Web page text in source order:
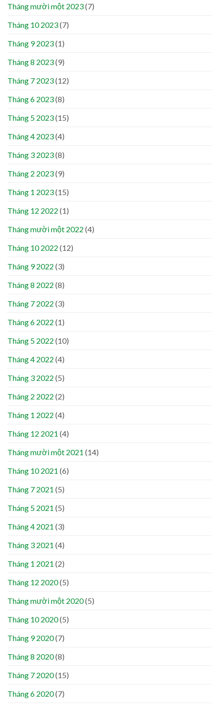
Tháng mười một 2023(7)
Tháng 10 2023(7)
Tháng 9 2023(1)
Tháng 8 2023(9)
Tháng 7 2023(12)
Tháng 6 2023(8)
Tháng 5 2023(15)
Tháng 4 2023(4)
Tháng 3 2023(8)
Tháng 2 2023(9)
Tháng 1 2023(15)
Tháng 12 2022 (1)
Tháng mười một 2022 (4)
Tháng 10 2022 (12)
Tháng 9 2022 (3)
Tháng 8 2022 (8)
Tháng 7 2022 (3)
Tháng 6 2022 (1)
Tháng 5 2022 (10)
Tháng 4 2022 (4)
Tháng 3 2022 (5)
Tháng 2 2022 (2)
Tháng 1 2022 (4)
Tháng 12 2021 (4)
Tháng mười một 2021 (14)
Tháng 10 2021 (6)
Tháng 7 2021 (5)
Tháng 5 2021 (5)
Tháng 4 2021 (3)
Tháng 3 2021 (4)
Tháng 1 2021 (2)
Tháng 12 2020(5)
Tháng mười một 2020(5)
Tháng 10 2020(5)
Tháng 9 2020(7)
Tháng 8 2020(8)
Tháng 7 2020(15)
Tháng 6 2020(7)